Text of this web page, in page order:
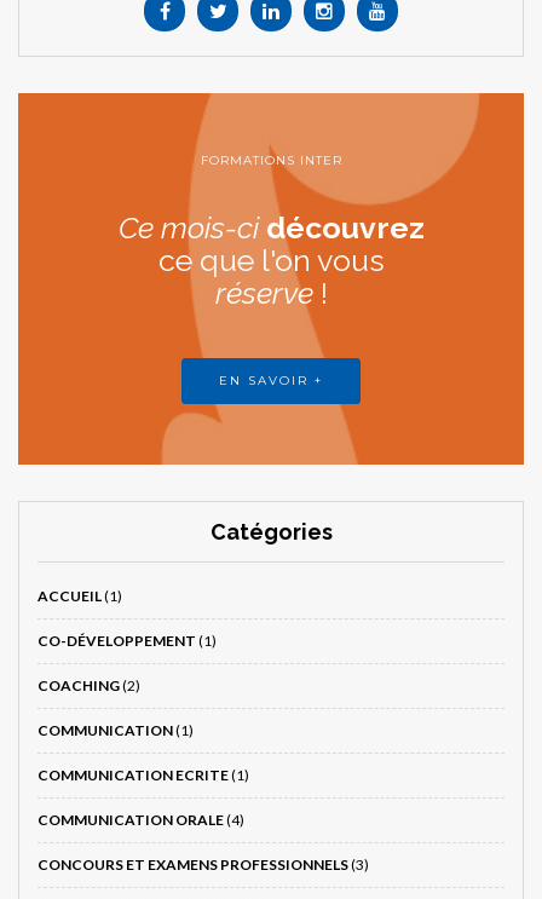
FORMATIONS INTER
Ce mois-ci découvrez
ce que l'on vous
réserve!
EN SAVOIR +
Catégories
ACCUEIL(1)
CO-DÉVELOPPEMENT (1)
COACHING(2)
COMMUNICATION(1)
COMMUNICATION ECRITE(1)
COMMUNICATION ORALE(4)
CONCOURS ET EXAMENS PROFESSIONNELS(3)